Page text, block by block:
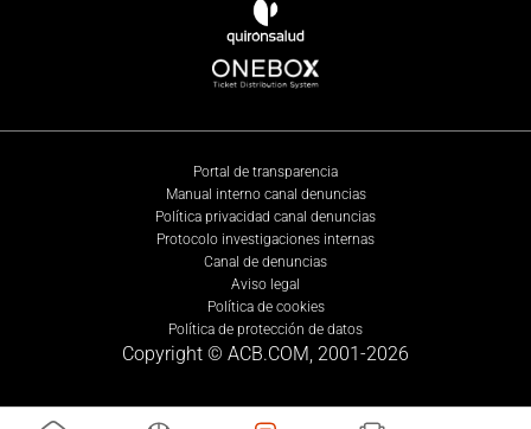
Portal de transparencia
Manual interno canal denuncias
Política privacidad canal denuncias
Protocolo investigaciones internas
Canal de denuncias
Aviso legal
Política de cookies
Política de protección de datos
Copyright © ACB.COM, 2001-2026